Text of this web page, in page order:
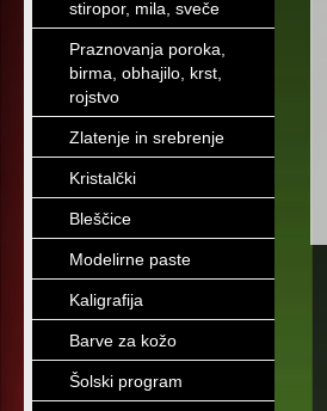
stiropor, mila, sveče
Praznovanja poroka,
birma, obhajilo, krst,
rojstvo
Zlatenje in srebrenje
Kristalčki
Bleščice
Modelirne paste
Kaligrafija
Barve za kožo
Šolski program